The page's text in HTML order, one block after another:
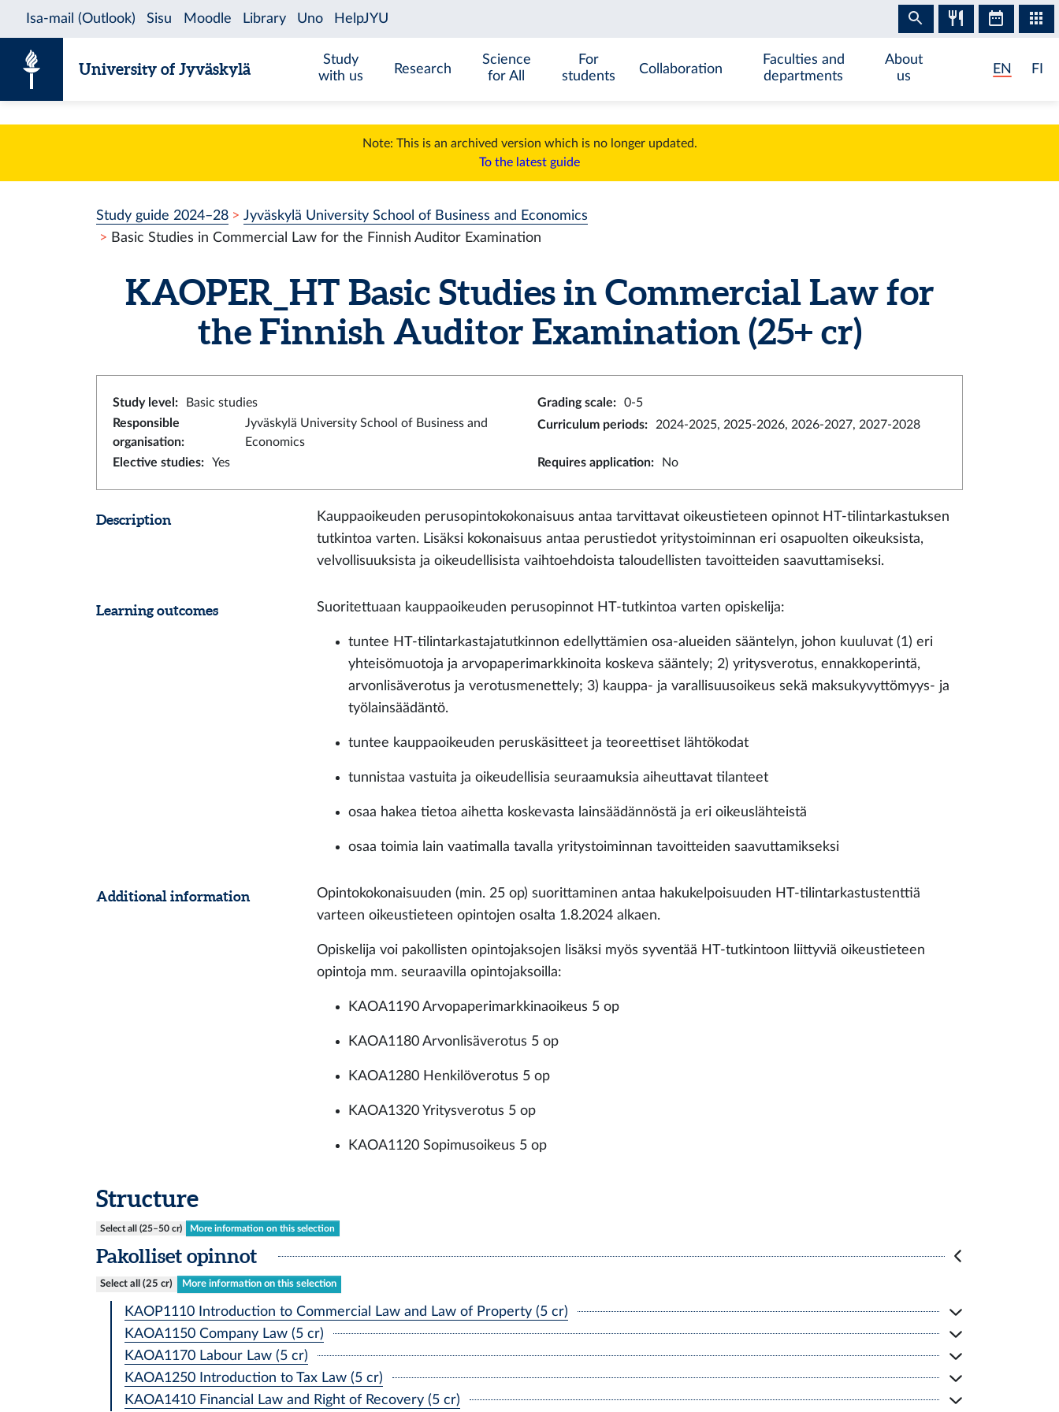
University of Jyväskylä
Study
with us
Research
Science
for All
For
students
Collaboration
Faculties and
departments
About
us
EN FI
Note: This is an archived version which is no longer updated.
To the latest guide
Study guide 2024–28
Jyväskylä University School of Business and Economics
Basic Studies in Commercial Law for the Finnish Auditor Examination
KAOPER_HT Basic Studies in Commercial Law for
the Finnish Auditor Examination (25+ cr)
Study level : Basic studies Grading scale:
0-5
Responsible
organisation:
Jyväskylä University School of Business and
Economics
Curriculum periods: 2024-2025, 2025-2026, 2026-2027, 2027-2028
Elective studies: Yes Requires application: No
Description
Kauppaoikeuden perusopintokokonaisuus antaa tarvittavat oikeustieteen opinnot HT-tilintarkastuksen
tutkintoa varten. Lisäksi kokonaisuus antaa perustiedot yritystoiminnan eri osapuolten oikeuksista,
velvollisuuksista ja oikeudellisista vaihtoehdoista taloudellisten tavoitteiden saavuttamiseksi.
Learning outcomes Suoritettuaan kauppaoikeuden perusopinnot HT-tutkintoa varten opiskelija:
tuntee HT-tilintarkastajatutkinnon edellyttämien osa-alueiden sääntelyn, johon kuuluvat (1) eri
yhteisömuotoja ja arvopaperimarkkinoita koskeva sääntely; 2) yritysverotus, ennakkoperintä,
arvonlisäverotus ja verotusmenettely; 3) kauppa- ja varallisuusoikeus sekä maksukyvyttömyys- ja
työlainsäädäntö.
tuntee kauppaoikeuden peruskäsitteet ja teoreettiset lähtökodat
tunnistaa vastuita ja oikeudellisia seuraamuksia aiheuttavat tilanteet
osaa hakea tietoa aihetta koskevasta lainsäädännöstä ja eri oikeuslähteistä
osaa toimia lain vaatimalla tavalla yritystoiminnan tavoitteiden saavuttamikseksi
Additional information
Opintokokonaisuuden (min. 25 op) suorittaminen antaa hakukelpoisuuden HT-tilintarkastustenttiä
varteen oikeustieteen opintojen osalta 1.8.2024 alkaen.
Opiskelija voi pakollisten opintojaksojen lisäksi myös syventää HT-tutkintoon liittyviä oikeustieteen
opintoja mm. seuraavilla opintojaksoilla:
KAOA1190 Arvopaperimarkkinaoikeus 5 op
KAOA1180 Arvonlisäverotus 5 op
KAOA1280 Henkilöverotus 5 op
KAOA1320 Yritysverotus 5 op
KAOA1120 Sopimusoikeus 5 op
Structure
Select all (25–50 cr) More information on this selection
Pakolliset opinnot
Select all (25 cr) More information on this selection
KAOP1110 Introduction to Commercial Law and Law of Property (5 cr)
KAOA1150 Company Law (5 cr)
KAOA1170 Labour Law (5 cr)
KAOA1250 Introduction to Tax Law (5 cr)
KAOA1410 Financial Law and Right of Recovery (5 cr)